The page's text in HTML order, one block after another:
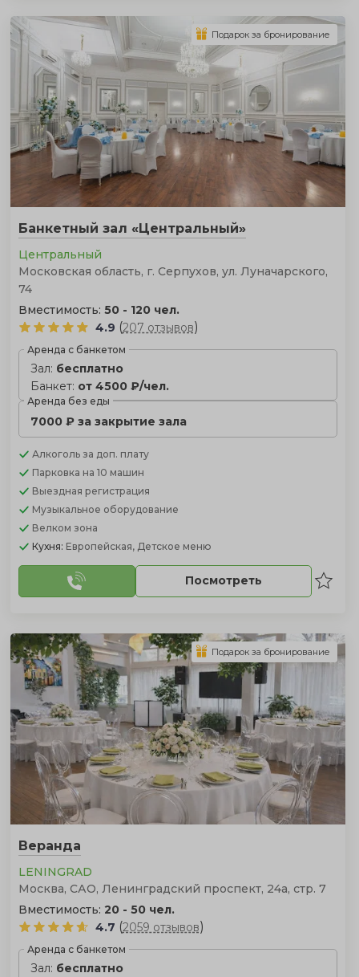
Банкетный зал «Центральный»
Центральный
Московская область, г. Серпухов, ул. Луначарского,
74
Вместимость: 50 - 120 чел.
4.9 (207 отзывов)
Аренда с банкетом
Зал: бесплатно
Банкет: от 4500 ₽/чел.
Аренда без еды
7000 ₽ за закрытие зала
Алкоголь за доп. плату
Парковка на 10 машин
Выездная регистрация
Музыкальное оборудование
Велком зона
Кухня: Европейская, Детское меню
Посмотреть
Подарок за бронирование
Веранда
LENINGRAD
Москва, САО, Ленинградский проспект, 24а, стр. 7
Вместимость: 20 - 50 чел.
4.7 (2059 отзывов)
Аренда с банкетом
Зал: бесплатно
Подарок за бронирование